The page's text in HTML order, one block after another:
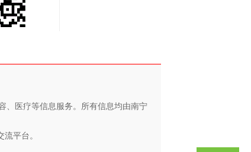
、医疗等信息服务。所有信息均由南宁
平台。